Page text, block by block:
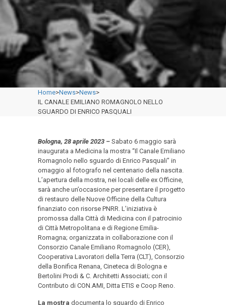
Home>News>News>
IL CANALE EMILIANO ROMAGNOLO NELLO
SGUARDO DI ENRICO PASQUALI
Bologna, 28 aprile 2023 –Sabato 6 maggio sarà
inaugurata a Medicina la mostra “Il Canale Emiliano
Romagnolo nello sguardo di Enrico Pasquali” in
omaggio al fotografo nel centenario della nascita.
L’apertura della mostra, nei locali delle ex Officine,
sarà anche un’occasione per presentare il progetto
di restauro delle Nuove Officine della Cultura
finanziato con risorse PNRR. L’iniziativa è
promossa dalla Città di Medicina con il patrocinio
di Città Metropolitana e di Regione Emilia-
Romagna; organizzata in collaborazione con il
Consorzio Canale Emiliano Romagnolo (CER),
Cooperativa Lavoratori della Terra (CLT), Consorzio
della Bonifica Renana, Cineteca di Bologna e
Bertolini Prodi & C. Architetti Associati; con il
Contributo di CON.AMI, Ditta ETIS e Coop Reno.
La mostra documenta lo sguardo di Enrico